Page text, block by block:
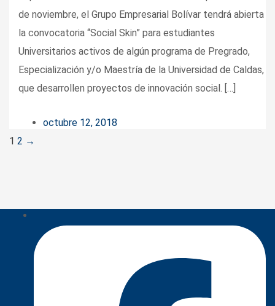
de noviembre, el Grupo Empresarial Bolívar tendrá abierta
la convocatoria “Social Skin” para estudiantes
Universitarios activos de algún programa de Pregrado,
Especialización y/o Maestría de la Universidad de Caldas,
que desarrollen proyectos de innovación social. […]
octubre 12, 2018
Posts
1 2 →